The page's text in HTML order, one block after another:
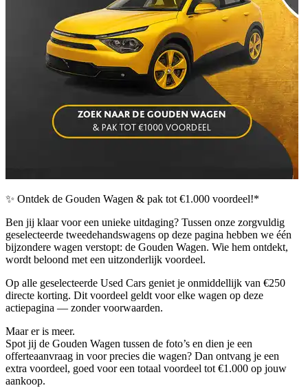
✨ Ontdek de Gouden Wagen & pak tot €1.000 voordeel!*
Ben jij klaar voor een unieke uitdaging? Tussen onze zorgvuldig
geselecteerde tweedehandswagens op deze pagina hebben we één
bijzondere wagen verstopt: de Gouden Wagen. Wie hem ontdekt,
wordt beloond met een uitzonderlijk voordeel.
Op alle geselecteerde Used Cars geniet je onmiddellijk van €250
directe korting. Dit voordeel geldt voor elke wagen op deze
actiepagina — zonder voorwaarden.
Maar er is meer.
Spot jij de Gouden Wagen tussen de foto’s en dien je een
offerteaanvraag in voor precies die wagen? Dan ontvang je een
extra voordeel, goed voor een totaal voordeel tot €1.000 op jouw
aankoop.